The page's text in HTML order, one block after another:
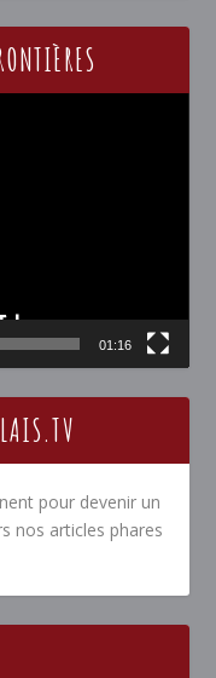
01:16
pour devenir un
nos articles phares